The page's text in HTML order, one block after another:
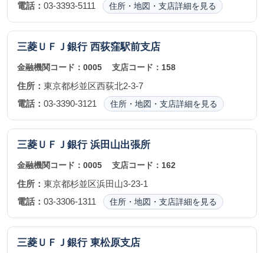
電話： 03-3393-5111 住所・地図・支店詳細を見る
三菱ＵＦＪ銀行 西荻窪駅前支店
金融機関コード： 0005 支店コード： 158
住所： 東京都杉並区西荻北2-3-7
電話： 03-3390-3121 住所・地図・支店詳細を見る
三菱ＵＦＪ銀行 浜田山出張所
金融機関コード： 0005 支店コード： 162
住所： 東京都杉並区浜田山3-23-1
電話： 03-3306-1311 住所・地図・支店詳細を見る
三菱ＵＦＪ銀行 東松原支店